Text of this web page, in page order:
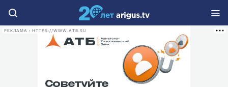
РЕКЛАМА • HTTPS://WWW.ATB.SU